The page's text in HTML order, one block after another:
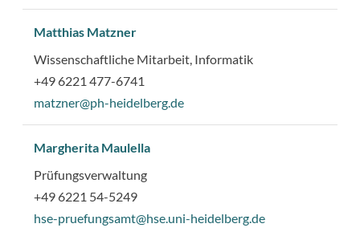
Matthias Matzner
Wissenschaftliche Mitarbeit, Informatik
+49 6221 477-6741
matzner@ph-heidelberg.de
Margherita Maulella
Prüfungsverwaltung
+49 6221 54-5249
hse-pruefungsamt@hse.uni-heidelberg.de